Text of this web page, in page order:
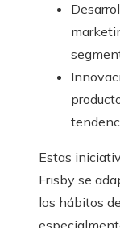
Estas
Frisby se
los hábitos